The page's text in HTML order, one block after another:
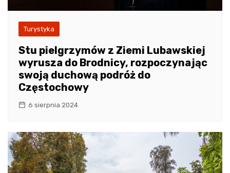
Turystyka
Stu pielgrzymów z Ziemi Lubawskiej
wyrusza do Brodnicy, rozpoczynając
swoją duchową podróż do
Częstochowy
6 sierpnia 2024